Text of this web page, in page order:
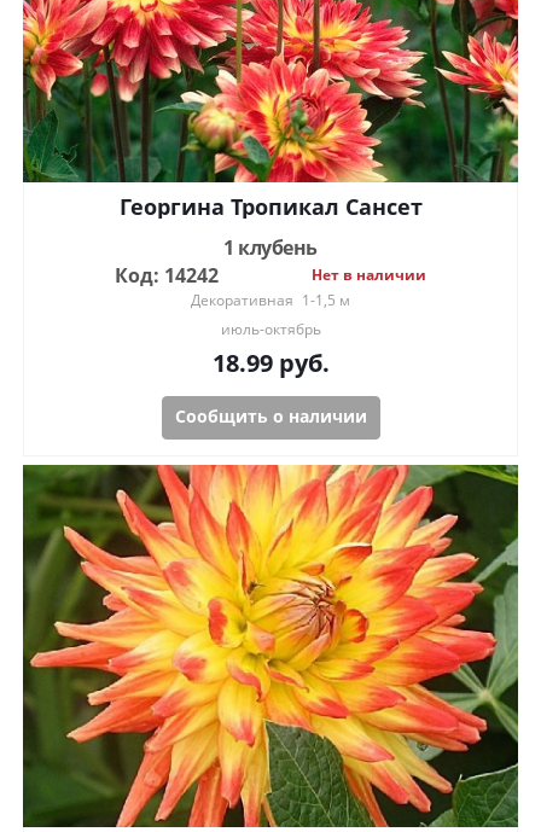
Георгина Тропикал Сансет
1 клубень
Код: 14242
Нет в наличии
Декоративная 1-1,5 м
июль-октябрь
18.99руб.
Сообщить о наличии